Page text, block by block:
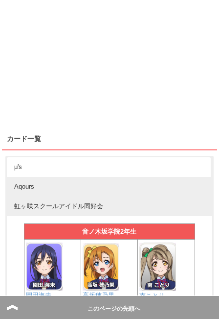
カード一覧
μ's
Aqours
虹ヶ咲スクールアイドル同好会
音ノ木坂学院2年生
園田海未 高坂穂乃果 南ことり
音ノ木坂学院1年生
このページの先頭へ